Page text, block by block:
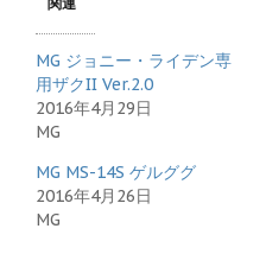
MG ジョニー・ライデン専
用ザクII Ver.2.0
2016年4月29日
MG
MG MS-14S ゲルググ
2016年4月26日
MG